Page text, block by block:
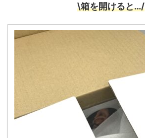
\箱を開けると…/